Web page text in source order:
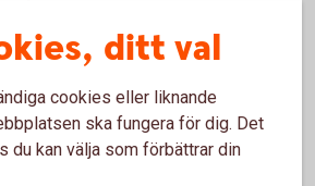
och kom igång.
ditt val
cookies eller liknande
ska fungera för dig. Det
du kan välja som förbättrar din